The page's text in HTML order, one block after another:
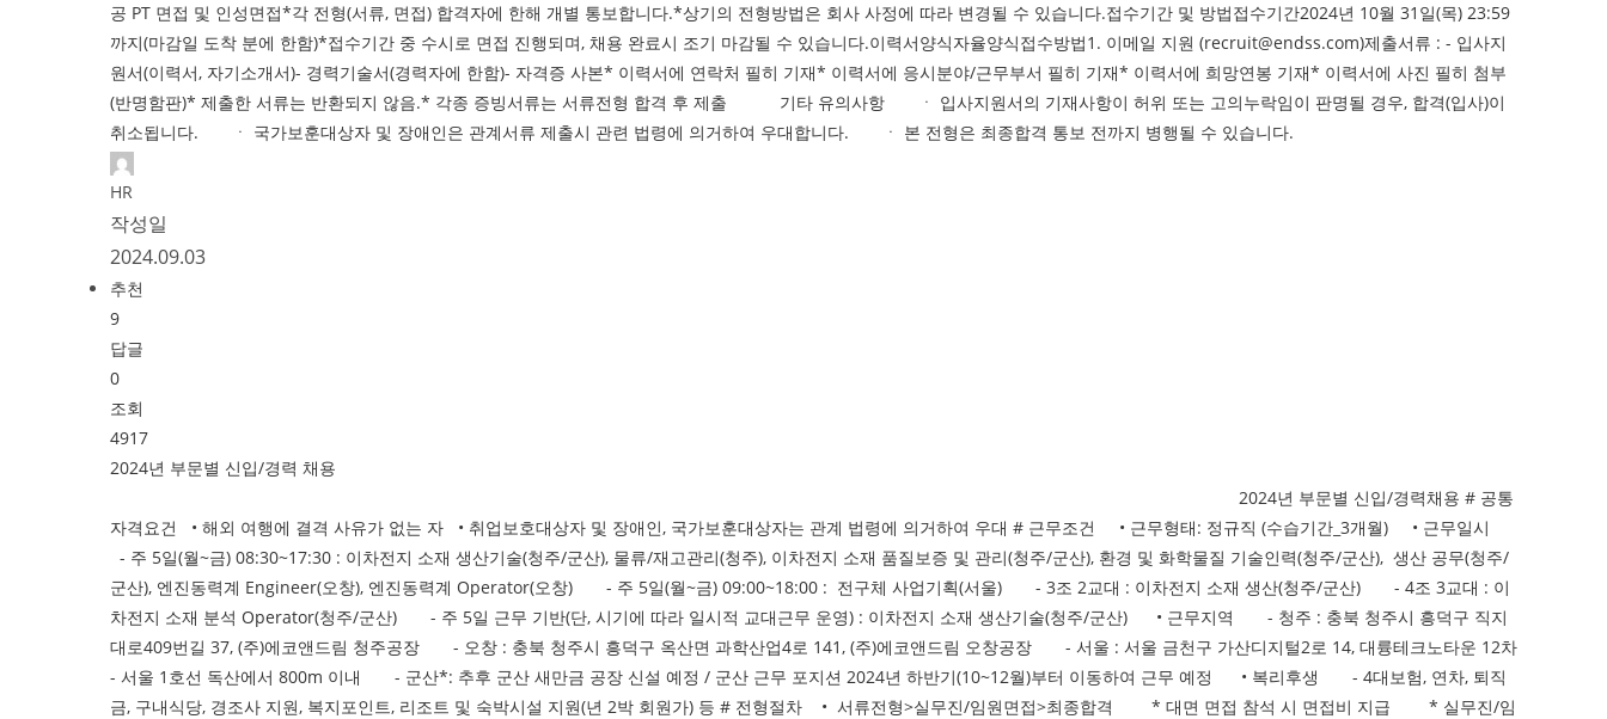
공 PT 면접 및 인성면접*각 전형(서류, 면접) 합격자에 한해 개별 통보합니다.*상기의 전형방법은 회사 사정에 따라 변경될 수 있습니다.접수기간 및 방법접수기간2024년 10월 31일(목) 23:59
까지(마감일 도착 분에 한함)*접수기간 중 수시로 면접 진행되며, 채용 완료시 조기 마감될 수 있습니다.이력서양식자율양식접수방법1. 이메일 지원 (recruit@endss.com)제출서류 : - 입사지
원서(이력서, 자기소개서)- 경력기술서(경력자에 한함)- 자격증 사본* 이력서에 연락처 필히 기재* 이력서에 응시분야/근무부서 필히 기재* 이력서에 희망연봉 기재* 이력서에 사진 필히 첨부
(반명함판)* 제출한 서류는 반환되지 않음.* 각종 증빙서류는 서류전형 합격 후 제출 기타 유의사항 ㆍ 입사지원서의 기재사항이 허위 또는 고의누락임이 판명될 경우, 합격(입사)이
취소됩니다. ㆍ 국가보훈대상자 및 장애인은 관계서류 제출시 관련 법령에 의거하여 우대합니다. ㆍ 본 전형은 최종합격 통보 전까지 병행될 수 있습니다.
HR
작성일
2024.09.03
추천
9
답글
0
조회
4917
2024년 부문별 신입/경력 채용
2024년 부문별 신입/경력채용 # 공통
자격요건 • 해외 여행에 결격 사유가 없는 자 • 취업보호대상자 및 장애인, 국가보훈대상자는 관계 법령에 의거하여 우대 # 근무조건 • 근무형태: 정규직 (수습기간_3개월) • 근무일시
- 주 5일(월~금) 08:30~17:30 : 이차전지 소재 생산기술(청주/군산), 물류/재고관리(청주), 이차전지 소재 품질보증 및 관리(청주/군산), 환경 및 화학물질 기술인력(청주/군산), 생산 공무(청주/
군산), 엔진동력계 Engineer(오창), 엔진동력계 Operator(오창) - 주 5일(월~금) 09:00~18:00 : 전구체 사업기획(서울) - 3조 2교대 : 이차전지 소재 생산(청주/군산) - 4조 3교대 : 이
차전지 소재 분석 Operator(청주/군산) - 주 5일 근무 기반(단, 시기에 따라 일시적 교대근무 운영) : 이차전지 소재 생산기술(청주/군산) • 근무지역 - 청주 : 충북 청주시 흥덕구 직지
대로409번길 37, (주)에코앤드림 청주공장 - 오창 : 충북 청주시 흥덕구 옥산면 과학산업4로 141, (주)에코앤드림 오창공장 - 서울 : 서울 금천구 가산디지털2로 14, 대륭테크노타운 12차
- 서울 1호선 독산에서 800m 이내 - 군산*: 추후 군산 새만금 공장 신설 예정 / 군산 근무 포지션 2024년 하반기(10~12월)부터 이동하여 근무 예정 • 복리후생 - 4대보험, 연차, 퇴직
금, 구내식당, 경조사 지원, 복지포인트, 리조트 및 숙박시설 지원(년 2박 회원가) 등 # 전형절차 • 서류전형>실무진/임원면접>최종합격 * 대면 면접 참석 시 면접비 지급 * 실무진/임